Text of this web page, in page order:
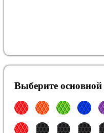
Выберите oсновной